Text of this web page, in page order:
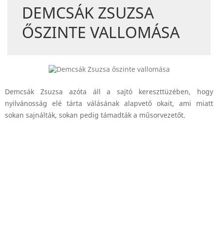
DEMCSÁK ZSUZSA
ŐSZINTE VALLOMÁSA
Demcsák Zsuzsa azóta áll a sajtó kereszttüzében, hogy
nyilvánosság elé tárta válásának alapvető okait, ami miatt
sokan sajnálták, sokan pedig támadták a műsorvezetőt.